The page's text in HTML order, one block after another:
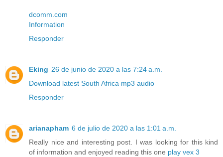
dcomm.com
Information
Responder
Eking 26 de junio de 2020 a las 7:24 a.m.
Download latest South Africa mp3 audio
Responder
arianapham 6 de julio de 2020 a las 1:01 a.m.
Really nice and interesting post. I was looking for this kind
of information and enjoyed reading this one play vex 3